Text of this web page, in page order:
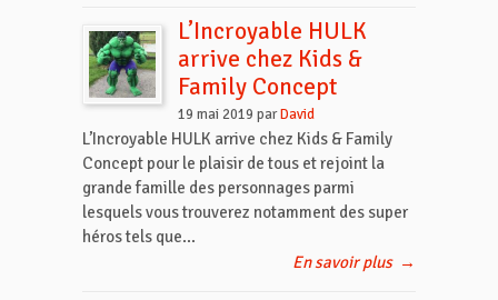
L’Incroyable HULK
arrive chez Kids &
Family Concept
19 mai 2019 parDavid
L’Incroyable HULK arrive chez Kids & Family
Concept pour le plaisir de tous et rejoint la
grande famille des personnages parmi
lesquels vous trouverez notamment des super
héros tels que...
En savoir plus →